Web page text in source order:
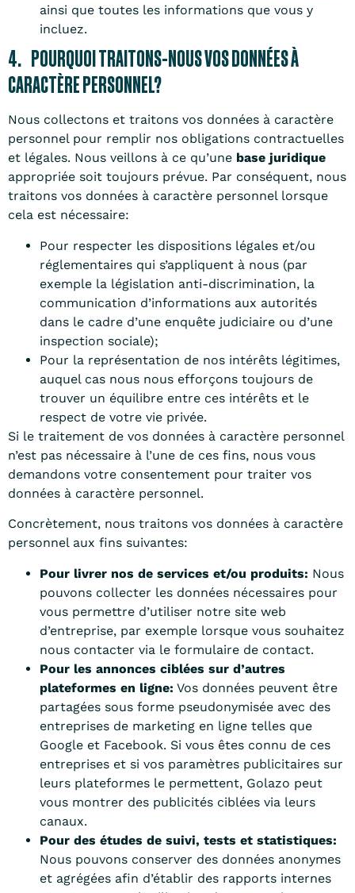
ainsi que toutes les informations que vous y
incluez.
4. POURQUOI TRAITONS-NOUS VOS DONNÉES À
CARACTÈRE PERSONNEL?
Nous collectons et traitons vos données à caractère
personnel pour remplir nos obligations contractuelles
et légales. Nous veillons à ce qu’une base juridique
appropriée soit toujours prévue. Par conséquent, nous
traitons vos données à caractère personnel lorsque
cela est nécessaire:
Pour respecter les dispositions légales et/ou
réglementaires qui s’appliquent à nous (par
exemple la législation anti-discrimination, la
communication d’informations aux autorités
dans le cadre d’une enquête judiciaire ou d’une
inspection sociale);
Pour la représentation de nos intérêts légitimes,
auquel cas nous nous efforçons toujours de
trouver un équilibre entre ces intérêts et le
respect de votre vie privée.
Si le traitement de vos données à caractère personnel
n’est pas nécessaire à l’une de ces fins, nous vous
demandons votre consentement pour traiter vos
données à caractère personnel.
Concrètement, nous traitons vos données à caractère
personnel aux fins suivantes:
Pour livrer nos de services et/ou produits: Nous
pouvons collecter les données nécessaires pour
vous permettre d’utiliser notre site web
d’entreprise, par exemple lorsque vous souhaitez
nous contacter via le formulaire de contact.
Pour les annonces ciblées sur d’autres
plateformes en ligne: Vos données peuvent être
partagées sous forme pseudonymisée avec des
entreprises de marketing en ligne telles que
Google et Facebook. Si vous êtes connu de ces
entreprises et si vos paramètres publicitaires sur
leurs plateformes le permettent, Golazo peut
vous montrer des publicités ciblées via leurs
canaux.
Pour des études de suivi, tests et statistiques:
Nous pouvons conserver des données anonymes
et agrégées afin d’établir des rapports internes